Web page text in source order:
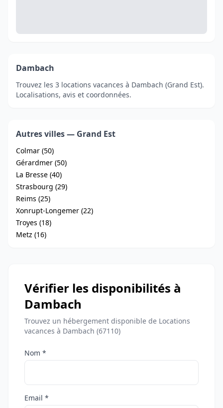
Dambach
Trouvez les 3 locations vacances à Dambach (Grand Est).
Localisations, avis et coordonnées.
Autres villes — Grand Est
Colmar (50)
Gérardmer (50)
La Bresse (40)
Strasbourg (29)
Reims (25)
Xonrupt-Longemer (22)
Troyes (18)
Metz (16)
Vérifier les disponibilités à
Dambach
Trouvez un hébergement disponible de Locations
vacances à Dambach (67110)
Nom *
Email *